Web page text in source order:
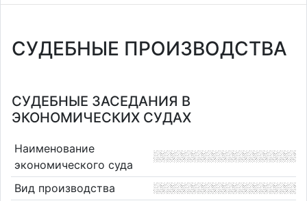
СУДЕБНЫЕ ПРОИЗВОДСТВА
СУДЕБНЫЕ ЗАСЕДАНИЯ В
ЭКОНОМИЧЕСКИХ СУДАХ
Наименование
экономического суда
Вид производства